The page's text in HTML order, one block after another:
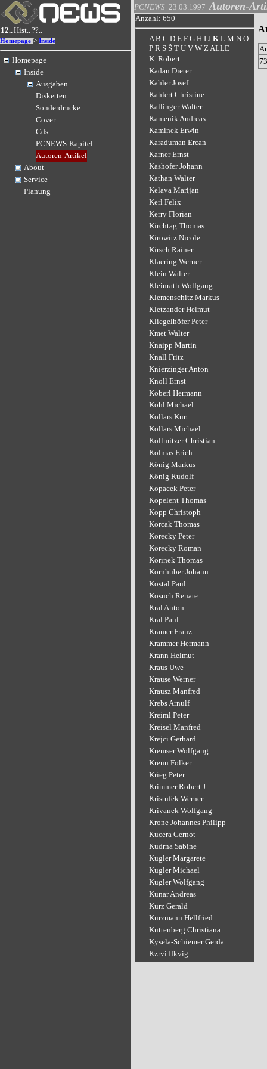
12..Hist..??..
Homepage > Inside
Homepage
Inside
Ausgaben
Disketten
Sonderdrucke
Cover
Cds
PCNEWS-Kapitel
Autoren-Artikel
About
Service
Planung
PCNEWS 23.03.1997 Autoren-
Anzahl: 650
A B C D E F G H I J K L M N O
P R S Š T U V W ZALLE
K. Robert
Kadan Dieter
Kahler Josef
Kahlert Christine
Kallinger Walter
Kamenik Andreas
Kaminek Erwin
Karaduman Ercan
Karner Ernst
Kashofer Johann
Kathan Walter
Kelava Marijan
Kerl Felix
Kerry Florian
Kirchtag Thomas
Kirowitz Nicole
Kirsch Rainer
Klaering Werner
Klein Walter
Kleinrath Wolfgang
Klemenschitz Markus
Kletzander Helmut
Kliegelhöfer Peter
Kmet Walter
Knaipp Martin
Knall Fritz
Knierzinger Anton
Knoll Ernst
Köberl Hermann
Kohl Michael
Kollars Kurt
Kollars Michael
Kollmitzer Christian
Kolmas Erich
König Markus
König Rudolf
Kopacek Peter
Kopelent Thomas
Kopp Christoph
Korcak Thomas
Korecky Peter
Korecky Roman
Korinek Thomas
Kornhuber Johann
Kostal Paul
Kosuch Renate
Kral Anton
Kral Paul
Kramer Franz
Krammer Hermann
Krann Helmut
Kraus Uwe
Krause Werner
Krausz Manfred
Krebs Arnulf
Kreiml Peter
Kreisel Manfred
Krejci Gerhard
Kremser Wolfgang
Krenn Folker
Krieg Peter
Krimmer Robert J.
Kristufek Werner
Krivanek Wolfgang
Krone Johannes Philipp
Kucera Gernot
Kudrna Sabine
Kugler Margarete
Kugler Michael
Kugler Wolfgang
Kunar Andreas
Kurz Gerald
Kurzmann Hellfried
Kuttenberg Christiana
Kysela-Schiemer Gerda
Kzrvi Ifkvig
73